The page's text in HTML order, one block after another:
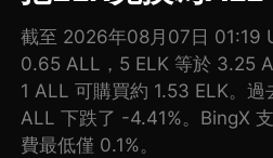
截至 2026年08月07日 01:19
0.65 ALL，5 ELK 等於 3.25
1 ALL 可購買約 1.53 ELK。
ALL 下跌了 -4.41%。BingX
費最低僅 0.1%。